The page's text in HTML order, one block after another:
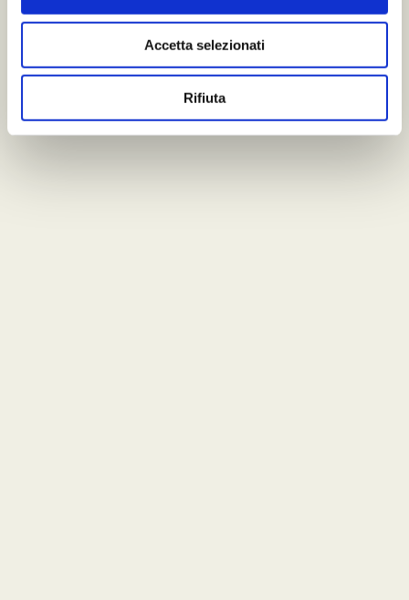
Accetta selezionati
Rifiuta